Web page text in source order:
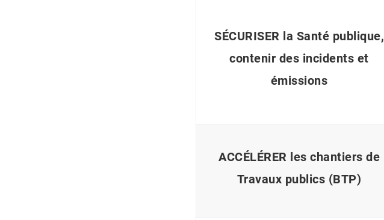
SÉCURISER la Santé publique,
contenir des incidents et
émissions
ACCÉLÉRER les chantiers de
Travaux publics (BTP)